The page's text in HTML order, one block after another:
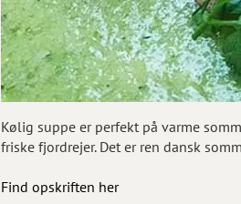
Kølig suppe er perfekt på varme
friske fjordrejer. Det er ren dansk
Find opskriften her